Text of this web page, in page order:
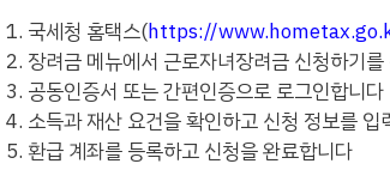
국세청 홈택스(https://
장려금 메뉴에서 근로자녀장려금 신청하기
공동인증서 또는 간편인증으로 로그인합니다
소득과 재산 요건을 확인하고 신청 정보를 입
환급 계좌를 등록하고 신청을 완료합니다